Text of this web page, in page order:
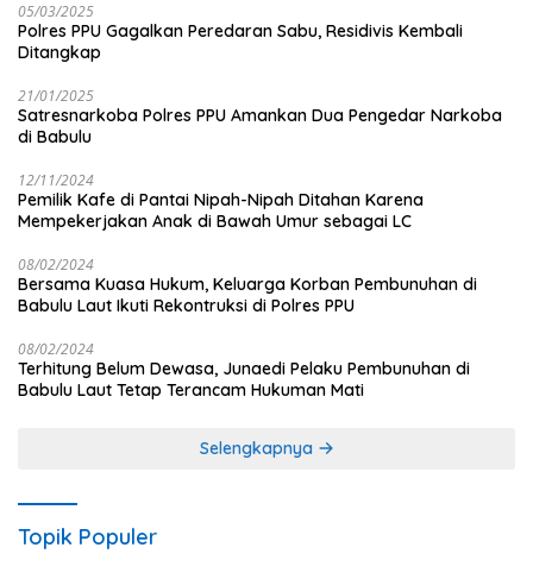
05/03/2025
Polres PPU Gagalkan Peredaran Sabu, Residivis Kembali
Ditangkap
21/01/2025
Satresnarkoba Polres PPU Amankan Dua Pengedar Narkoba
di Babulu
12/11/2024
Pemilik Kafe di Pantai Nipah-Nipah Ditahan Karena
Mempekerjakan Anak di Bawah Umur sebagai LC
08/02/2024
Bersama Kuasa Hukum, Keluarga Korban Pembunuhan di
Babulu Laut Ikuti Rekontruksi di Polres PPU
08/02/2024
Terhitung Belum Dewasa, Junaedi Pelaku Pembunuhan di
Babulu Laut Tetap Terancam Hukuman Mati
Selengkapnya
Topik Populer